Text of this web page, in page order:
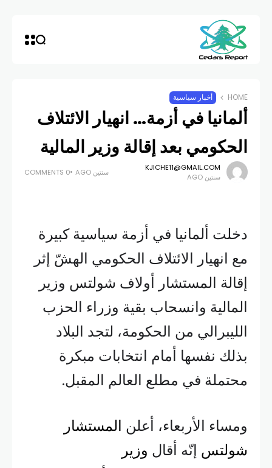
HOME أخبار سياسية
ألمانيا في أزمة… انهيار الائتلاف
الحكومي بعد إقالة وزير المالية
KJICHE11@GMAIL.COM
سنتين AGO
سنتين AGO 0 COMMENTS
دخلت ألمانيا في أزمة سياسية كبيرة
مع انهيار الائتلاف الحكومي الهشّ إثر
إقالة المستشار أولاف شولتس وزير
المالية وانسحاب بقية وزراء الحزب
الليبرالي من الحكومة، لتجد البلاد
بذلك نفسها أمام انتخابات مبكرة
محتملة في مطلع العالم المقبل.
ومساء الأربعاء، أعلن المستشار
شولتس إنّه أقال وزير